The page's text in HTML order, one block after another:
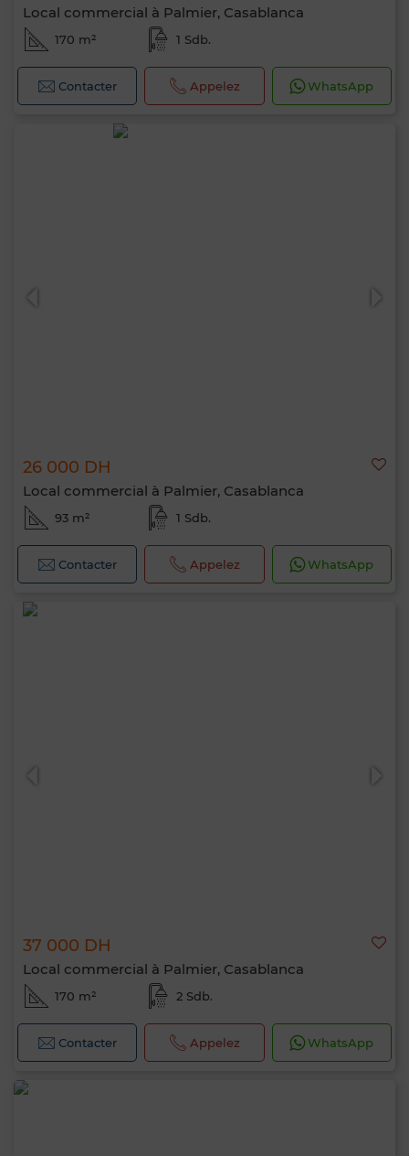
Local commercial à Palmier, Casablanca
170 m² 1 Sdb.
Contacter Appelez WhatsApp
26 000 DH
Local commercial à Palmier, Casablanca
93 m² 1 Sdb.
Contacter Appelez WhatsApp
37 000 DH
Local commercial à Palmier, Casablanca
170 m² 2 Sdb.
Contacter Appelez WhatsApp